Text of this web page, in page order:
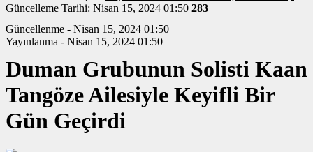
Güncelleme Tarihi: Nisan 15, 2024 01:50 283
Güncellenme - Nisan 15, 2024 01:50
Yayınlanma - Nisan 15, 2024 01:50
Duman Grubunun Solisti Kaan
Tangöze Ailesiyle Keyifli Bir
Gün Geçirdi